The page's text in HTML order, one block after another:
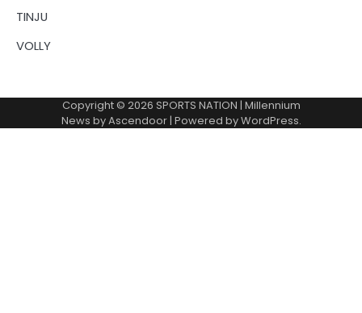
TINJU
VOLLY
Copyright © 2026 SPORTS NATION | Millennium
News byAscendoor| Powered byWordPress.